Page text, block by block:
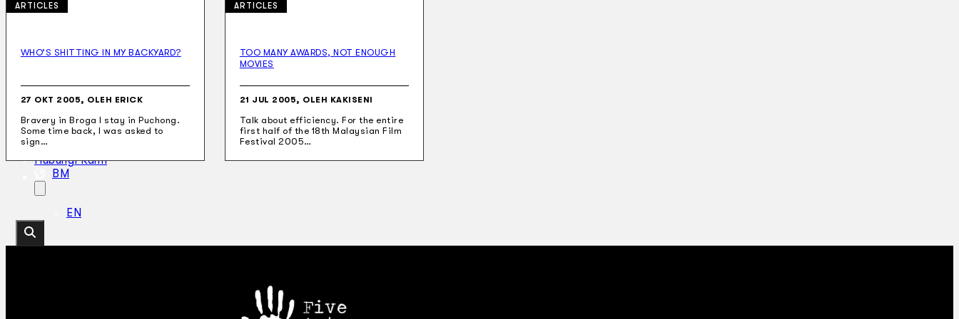
Teater
Tarian
Penapisan
Sejarah Lisan
Mengenai Kami
Hubungi Kami
BM
EN
ARTICLES
WHO’S SHITTING IN MY BACKYARD?
27 OKT 2005, OLEH ERICK
Bravery in Broga I stay in Puchong.
Some time back, I was asked to
sign…
ARTICLES
TOO MANY AWARDS, NOT ENOUGH
MOVIES
21 JUL 2005, OLEH KAKISENI
Talk about efficiency. For the entire
first half of the 18th Malaysian Film
Festival 2005…